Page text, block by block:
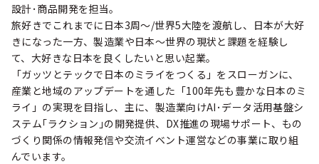
設計･商品開発を担当。
旅好きでこれまでに日本3周～/世界5大陸を渡航し、日本が大好
きになった一方、製造業や日本～世界の現状と課題を経験し
て、大好きな日本を良くしたいと思い起業。
「ガッツとテックで日本のミライをつくる」をスローガンに、
産業と地域のアップデートを通した「100年先も豊かな日本のミ
ライ」の実現を目指し、主に、製造業向けAI･データ活用基盤シ
ステム｢ラクション｣の開発提供、DX推進の現場サポート、もの
づくり関係の情報発信や交流イベント運営などの事業に取り組
んでいます。